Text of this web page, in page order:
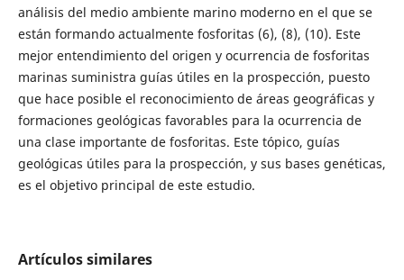
análisis del medio ambiente marino moderno en el que se
están formando actualmente fosforitas (6), (8), (10). Este
mejor entendimiento del origen y ocurrencia de fosforitas
marinas suministra guías útiles en la prospección, puesto
que hace posible el reconocimiento de áreas geográficas y
formaciones geológicas favorables para la ocurrencia de
una clase importante de fosforitas. Este tópico, guías
geológicas útiles para la prospección, y sus bases genéticas,
es el objetivo principal de este estudio.
Artículos similares